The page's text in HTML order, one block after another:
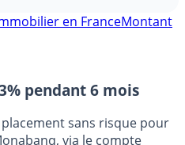
3% pendant 6 mois